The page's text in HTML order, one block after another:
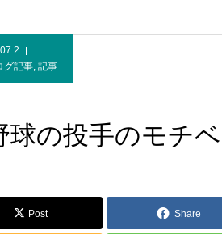
グ記事, 記事
球の投手のモチ
Post Share